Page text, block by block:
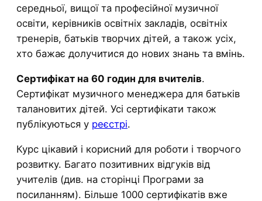
середньої, вищої та професійної музичної
освіти, керівників освітніх закладів, освітніх
тренерів, батьків творчих дітей, а також усіх,
хто бажає долучитися до нових знань та вмінь.
Сертифікат на 60 годин для вчителів.
Сертифікат музичного менеджера для батьків
талановитих дітей. Усі сертифікати також
публікуються у реєстрі.
Курс цікавий і корисний для роботи і творчого
розвитку. Багато позитивних відгуків від
учителів (див. на сторінці Програми за
посиланням). Більше 1000 сертифікатів вже